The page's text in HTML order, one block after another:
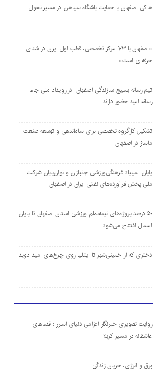
هاکی اصفهان با حمایت باشگاه سپاهان در مسیر تحول
«اصفهان با ۱۰۳ مرکز تخصصی، قطب اول ایران در شنای
حرفه‌ای است»
تیم رسانه بسیج سازندگی اصفهان در رویداد ملی جام
رسانه امید حضور دارند
تشکیل کارگروه تخصصی برای ساماندهی و توسعه صنعت
ماساژ در اصفهان
پایان المپیاد فرهنگی‌ورزشی جانبازان و توان‌یابان شرکت
ملی پخش فرآورده‌های نفتی ایران در اصفهان
۵۰ درصد پروژه‌های نیمه‌تمام ورزشی استان اصفهان تا پایان
امسال افتتاح می‌شود
دختری که از خمینی‌شهر تا ایتالیا روی چرخ‌های امید دوید
روایت تصویری خبرنگار اعزامی دنیای اسرار : قدم‌های
عاشقانه در مسیر کربلا
برق و انرژی، جریان زندگی